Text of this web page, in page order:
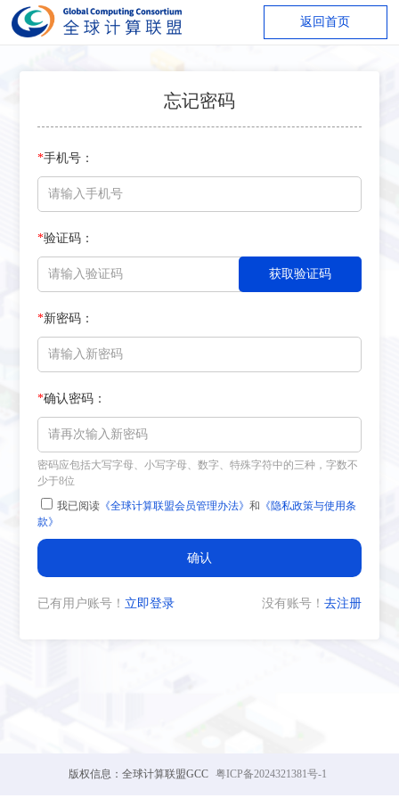
返回首页
忘记密码
*手机号：
*验证码：
*新密码：
*确认密码：
密码应包括大写字母、小写字母、数字、特殊字符中的三种，字数不
少于8位
我已阅读 《全球计算联盟会员管理办法》和 《隐私政策与使用条
款》
已有用户账号！ 立即登录 没有账号！ 去注册
版权信息：全球计算联盟GCC 粤ICP备2024321381号-1